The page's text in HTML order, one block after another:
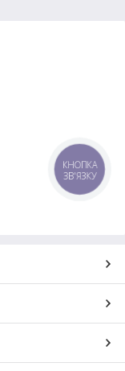
КНОПКА
ЗВ'ЯЗКУ